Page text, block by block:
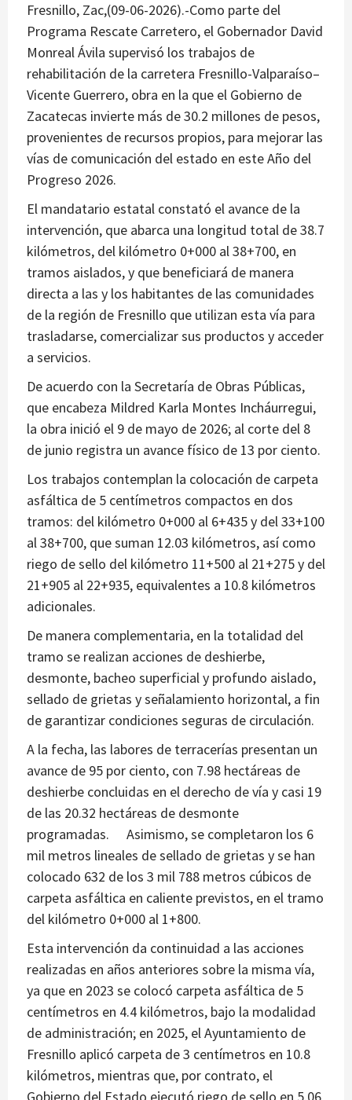
Fresnillo, Zac,(09-06-2026).-Como parte del
Programa Rescate Carretero, el Gobernador David
Monreal Ávila supervisó los trabajos de
rehabilitación de la carretera Fresnillo-Valparaíso–
Vicente Guerrero, obra en la que el Gobierno de
Zacatecas invierte más de 30.2 millones de pesos,
provenientes de recursos propios, para mejorar las
vías de comunicación del estado en este Año del
Progreso 2026.
El mandatario estatal constató el avance de la
intervención, que abarca una longitud total de 38.7
kilómetros, del kilómetro 0+000 al 38+700, en
tramos aislados, y que beneficiará de manera
directa a las y los habitantes de las comunidades
de la región de Fresnillo que utilizan esta vía para
trasladarse, comercializar sus productos y acceder
a servicios.
De acuerdo con la Secretaría de Obras Públicas,
que encabeza Mildred Karla Montes Incháurregui,
la obra inició el 9 de mayo de 2026; al corte del 8
de junio registra un avance físico de 13 por ciento.
Los trabajos contemplan la colocación de carpeta
asfáltica de 5 centímetros compactos en dos
tramos: del kilómetro 0+000 al 6+435 y del 33+100
al 38+700, que suman 12.03 kilómetros, así como
riego de sello del kilómetro 11+500 al 21+275 y del
21+905 al 22+935, equivalentes a 10.8 kilómetros
adicionales.
De manera complementaria, en la totalidad del
tramo se realizan acciones de deshierbe,
desmonte, bacheo superficial y profundo aislado,
sellado de grietas y señalamiento horizontal, a fin
de garantizar condiciones seguras de circulación.
A la fecha, las labores de terracerías presentan un
avance de 95 por ciento, con 7.98 hectáreas de
deshierbe concluidas en el derecho de vía y casi 19
de las 20.32 hectáreas de desmonte
programadas. Asimismo, se completaron los 6
mil metros lineales de sellado de grietas y se han
colocado 632 de los 3 mil 788 metros cúbicos de
carpeta asfáltica en caliente previstos, en el tramo
del kilómetro 0+000 al 1+800.
Esta intervención da continuidad a las acciones
realizadas en años anteriores sobre la misma vía,
ya que en 2023 se colocó carpeta asfáltica de 5
centímetros en 4.4 kilómetros, bajo la modalidad
de administración; en 2025, el Ayuntamiento de
Fresnillo aplicó carpeta de 3 centímetros en 10.8
kilómetros, mientras que, por contrato, el